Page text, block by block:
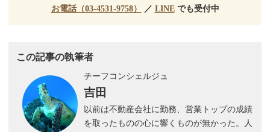
お電話（03-4531-9758） ／ LINEでも受付中
この記事の執筆者
チーフコンシェルジュ
吉田
以前は不動産会社に勤務、営業トップの成績
を取ったものの心に響くものが無かった。人